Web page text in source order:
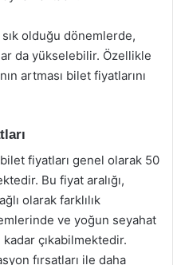
olduğu dönemlerde,
da yükselebilir. Özellikle
artması bilet fiyatlarını
fiyatları genel olarak 50
Bu fiyat aralığı,
olarak farklılık
ve yoğun seyahat
kadar çıkabilmektedir.
fırsatları ile daha